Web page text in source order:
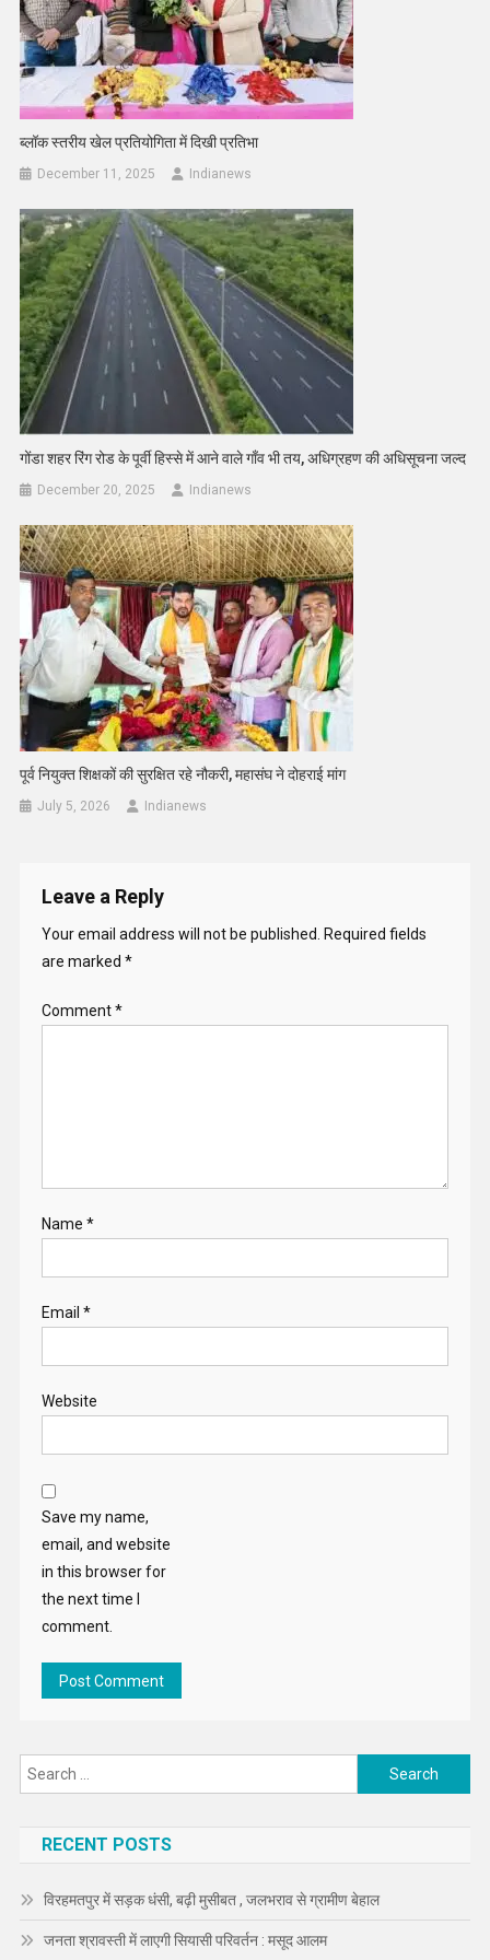
ब्लॉक स्तरीय खेल प्रतियोगिता में दिखी प्रतिभा
December 11, 2025 Indianews
गोंडा शहर रिंग रोड के पूर्वी हिस्से में आने वाले गाँव भी तय, अधिग्रहण की अधिसूचना जल्द
December 20, 2025 Indianews
पूर्व नियुक्त शिक्षकों की सुरक्षित रहे नौकरी, महासंघ ने दोहराई मांग
July 5, 2026 Indianews
Leave a Reply
Your email address will not be published. Required fields
are marked *
Comment*
Name *
Email *
Website
Save my name,
email, and website
in this browser for
the next time I
comment.
Search
for:
RECENT POSTS
विरहमतपुर में सड़क धंसी, बढ़ी मुसीबत , जलभराव से ग्रामीण बेहाल
जनता श्रावस्ती में लाएगी सियासी परिवर्तन : मसूद आलम